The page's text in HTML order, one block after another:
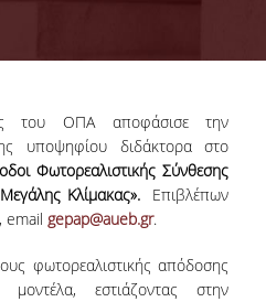
AND LABORATORY STAFF
STUDIES
του ΟΠΑ αποφάσισε την
υποψηφίου διδάκτορα στο
Φωτορεαλιστικής Σύνθεσης
Κλίμακας». Επιβλέπων
email gepap@aueb.gr.
φωτορεαλιστικής απόδοσης
μοντέλα, εστιάζοντας στην